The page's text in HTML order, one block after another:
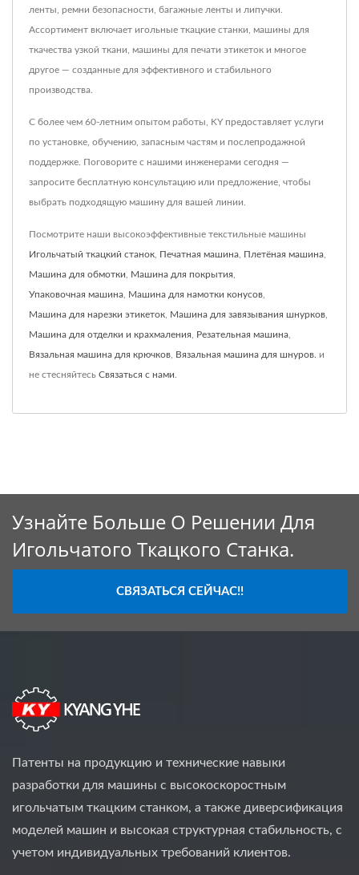
ленты, ремни безопасности, багажные ленты и липучки.
Ассортимент включает игольные ткацкие станки, машины для
ткачества узкой ткани, машины для печати этикеток и многое
другое — созданные для эффективного и стабильного
производства.
С более чем 60-летним опытом работы, KY предоставляет услуги
по установке, обучению, запасным частям и послепродажной
поддержке. Поговорите с нашими инженерами сегодня —
запросите бесплатную консультацию или предложение, чтобы
выбрать подходящую машину для вашей линии.
Посмотрите наши высокоэффективные текстильные машины
Игольчатый ткацкий станок, Печатная машина, Плетёная машина,
Машина для обмотки, Машина для покрытия,
Упаковочная машина, Машина для намотки конусов,
Машина для нарезки этикеток, Машина для завязывания шнурков,
Машина для отделки и крахмаления, Резательная машина,
Вязальная машина для крючков, Вязальная машина для шнуров. и
не стесняйтесь Связаться с нами.
Узнайте Больше О Решении Для
Игольчатого Ткацкого Станка.
СВЯЗАТЬСЯ СЕЙЧАС!!
Патенты на продукцию и технические навыки
разработки для машины с высокоскоростным
игольчатым ткацким станком, а также диверсификация
моделей машин и высокая структурная стабильность, с
учетом индивидуальных требований клиентов.